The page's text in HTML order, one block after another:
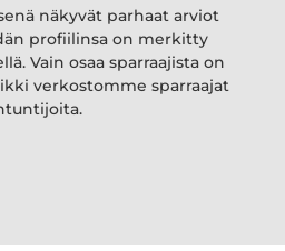
näkyvät parhaat arviot
profiilinsa on merkitty
Vain osaa sparraajista on
verkostomme sparraajat